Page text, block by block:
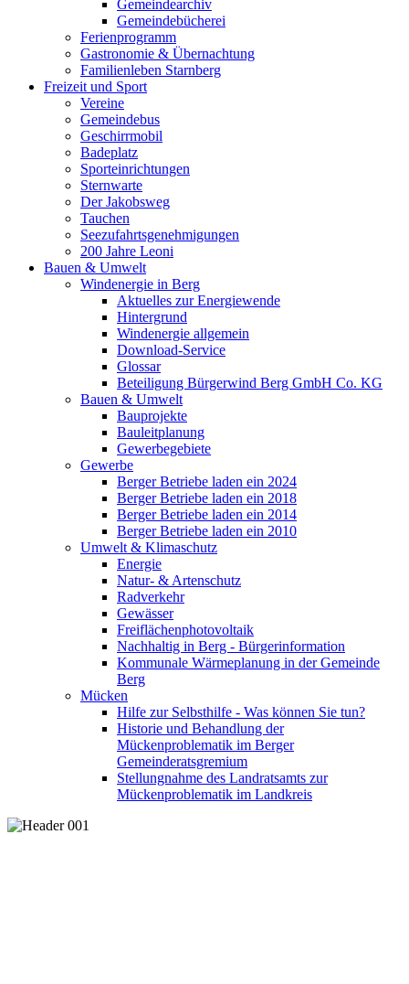
Gemeindearchiv
Gemeindebücherei
Ferienprogramm
Gastronomie & Übernachtung
Familienleben Starnberg
Freizeit und Sport
Vereine
Gemeindebus
Geschirrmobil
Badeplatz
Sporteinrichtungen
Sternwarte
Der Jakobsweg
Tauchen
Seezufahrtsgenehmigungen
200 Jahre Leoni
Bauen & Umwelt
Windenergie in Berg
Aktuelles zur Energiewende
Hintergrund
Windenergie allgemein
Download-Service
Glossar
Beteiligung Bürgerwind Berg GmbH Co. KG
Bauen & Umwelt
Bauprojekte
Bauleitplanung
Gewerbegebiete
Gewerbe
Berger Betriebe laden ein 2024
Berger Betriebe laden ein 2018
Berger Betriebe laden ein 2014
Berger Betriebe laden ein 2010
Umwelt & Klimaschutz
Energie
Natur- & Artenschutz
Radverkehr
Gewässer
Freiflächenphotovoltaik
Nachhaltig in Berg - Bürgerinformation
Kommunale Wärmeplanung in der Gemeinde
Berg
Mücken
Hilfe zur Selbsthilfe - Was können Sie tun?
Historie und Behandlung der
Mückenproblematik im Berger
Gemeinderatsgremium
Stellungnahme des Landratsamts zur
Mückenproblematik im Landkreis